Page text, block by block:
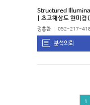
Structured
| 초고해상도 현미경
정홍찬 052-217-
분석의뢰
1